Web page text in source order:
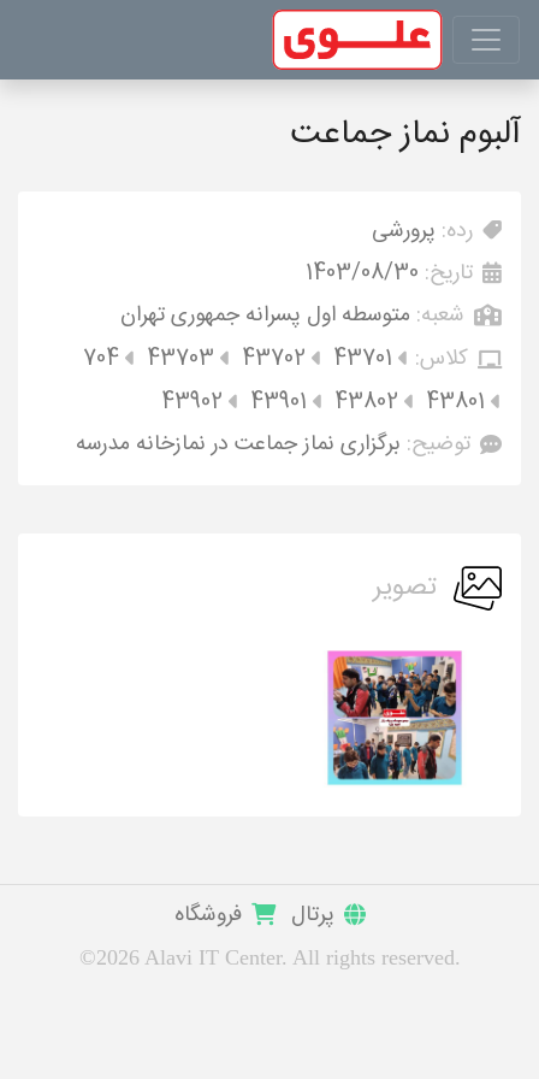
آلبوم نماز جماعت
رده: پرورشی
تاریخ: 1403/08/30
شعبه: متوسطه اول پسرانه جمهوری تهران
کلاس:
43701
43702
43703
704
43801
43802
43901
43902
توضیح: برگزاری نماز جماعت در نمازخانه مدرسه
تصویر
پرتال فروشگاه
©2026 Alavi IT Center. All rights reserved.